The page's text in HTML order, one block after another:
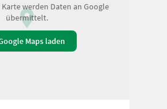
werden Daten an Google
übermittelt.
Maps laden